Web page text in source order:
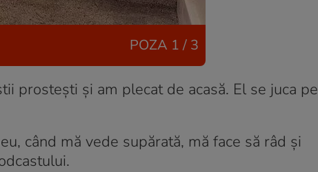
POZA 1 / 3
prostești și am plecat de acasă. El se juca pe
când mă vede supărată, mă face să râd și